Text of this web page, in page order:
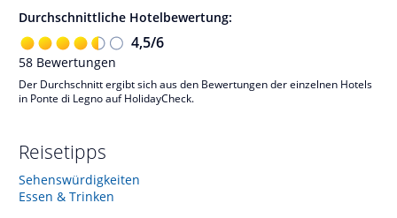
Durchschnittliche Hotelbewertung:
4,5/6
58 Bewertungen
Der Durchschnitt ergibt sich aus den Bewertungen der einzelnen Hotels
in Ponte di Legno auf HolidayCheck.
Reisetipps
Sehenswürdigkeiten
Essen & Trinken